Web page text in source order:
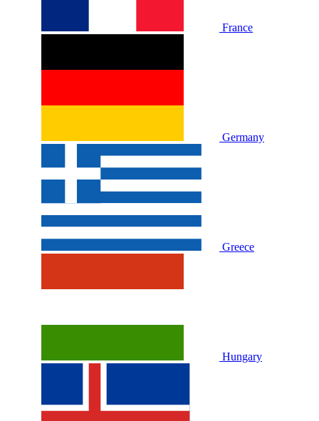
France
Germany
Greece
Hungary